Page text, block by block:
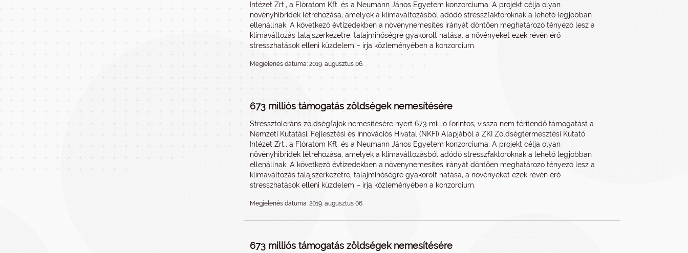
Intézet Zrt., a Flóratom Kft. és a Neumann János Egyetem konzorciuma. A projekt célja olyan
növényhibridek létrehozása, amelyek a klímaváltozásból adódó stresszfaktoroknak a lehető legjobban
ellenállnak. A következő évtizedekben a növénynemesítés irányát döntően meghatározó tényező lesz a
klímaváltozás talajszerkezetre, talajminőségre gyakorolt hatása, a növényeket ezek révén érő
stresszhatások elleni küzdelem – írja közleményében a konzorcium.
Megjelenés dátuma: 2019. augusztus 06.
673 milliós támogatás zöldségek nemesítésére
Stressztoleráns zöldségfajok nemesítésére nyert 673 millió forintos, vissza nem térítendő támogatást a
Nemzeti Kutatási, Fejlesztési és Innovációs Hivatal (NKFI) Alapjából a ZKI Zöldségtermesztési Kutató
Intézet Zrt., a Flóratom Kft. és a Neumann János Egyetem konzorciuma. A projekt célja olyan
növényhibridek létrehozása, amelyek a klímaváltozásból adódó stresszfaktoroknak a lehető legjobban
ellenállnak. A következő évtizedekben a növénynemesítés irányát döntően meghatározó tényező lesz a
klímaváltozás talajszerkezetre, talajminőségre gyakorolt hatása, a növényeket ezek révén érő
stresszhatások elleni küzdelem – írja közleményében a konzorcium.
Megjelenés dátuma: 2019. augusztus 06.
673 milliós támogatás zöldségek nemesítésére